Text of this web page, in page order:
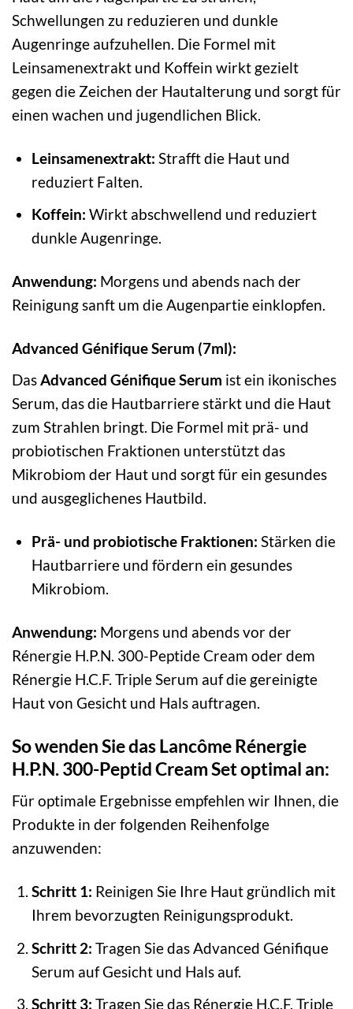
Schwellungen zu reduzieren und dunkle
Augenringe aufzuhellen. Die Formel mit
Leinsamenextrakt und Koffein wirkt gezielt
gegen die Zeichen der Hautalterung und sorgt für
einen wachen und jugendlichen Blick.
Leinsamenextrakt: Strafft die Haut und
reduziert Falten.
Koffein: Wirkt abschwellend und reduziert
dunkle Augenringe.
Anwendung: Morgens und abends nach der
Reinigung sanft um die Augenpartie einklopfen.
Advanced Génifique Serum (7ml):
DasAdvanced Génifique Serum ist ein ikonisches
Serum, das die Hautbarriere stärkt und die Haut
zum Strahlen bringt. Die Formel mit prä- und
probiotischen Fraktionen unterstützt das
Mikrobiom der Haut und sorgt für ein gesundes
und ausgeglichenes Hautbild.
Prä- und probiotische Fraktionen: Stärken die
Hautbarriere und fördern ein gesundes
Mikrobiom.
Anwendung: Morgens und abends vor der
Rénergie H.P.N. 300-Peptide Cream oder dem
Rénergie H.C.F. Triple Serum auf die gereinigte
Haut von Gesicht und Hals auftragen.
So wenden Sie das Lancôme Rénergie
H.P.N. 300-Peptid Cream Set optimal an:
Für optimale Ergebnisse empfehlen wir Ihnen, die
Produkte in der folgenden Reihenfolge
anzuwenden:
Schritt 1: Reinigen Sie Ihre Haut gründlich mit
Ihrem bevorzugten Reinigungsprodukt.
Schritt 2: Tragen Sie das Advanced Génifique
Serum auf Gesicht und Hals auf.
Schritt 3: Tragen Sie das Rénergie H.C.F. Triple